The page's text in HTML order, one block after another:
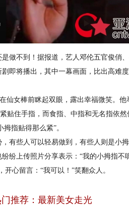
不到！据报道，艺人邓伦五官俊俏
即将播出，其中一幕画面，比出高难
女棒前眯起双眼，露出幸福微笑。他
贴住手指，而食指、中指和无名指依
指贴得那么紧”。
些人可以轻易做到，有些人则是小
纷上传照片分享表示：“我的小拇指不
心留言：“我可以！”笑翻众人。
门推荐：最新美女走光